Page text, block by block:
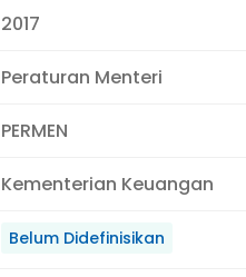
2017
Peraturan Menteri
PERMEN
Kementerian Keuangan
Belum Didefinisikan